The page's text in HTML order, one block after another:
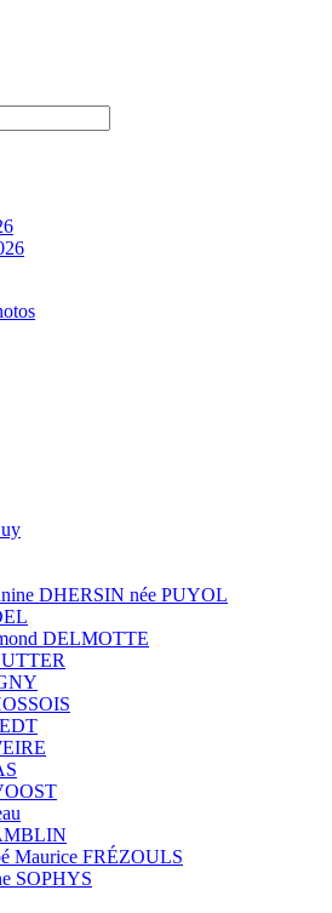
DHERSIN née PUYOL
DELMOTTE
Maurice FRÉZOULS
SOPHYS